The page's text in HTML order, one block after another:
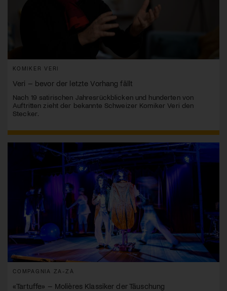
KOMIKER VERI
Veri – bevor der letzte Vorhang fällt
Nach 19 satirischen Jahresrückblicken und hunderten von
Auftritten zieht der bekannte Schweizer Komiker Veri den
Stecker.
COMPAGNIA ZA-ZÀ
«Tartuffe» – Molières Klassiker der Täuschung